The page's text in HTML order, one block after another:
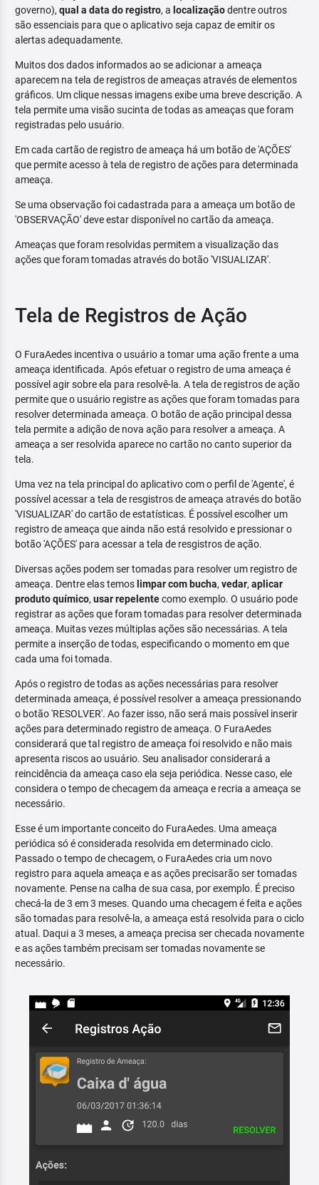
governo), qual a data do registro, a localizaçãodentre outros
são essenciais para que o aplicativo seja capaz de emitir os
alertas adequadamente.
Muitos dos dados informados ao se adicionar a ameaça
aparecem na tela de registros de ameaças através de elementos
gráficos. Um clique nessas imagens exibe uma breve descrição. A
tela permite uma visão sucinta de todas as ameaças que foram
registradas pelo usuário.
Em cada cartão de registro de ameaça há um botão de 'AÇÕES'
que permite acesso à tela de registro de ações para determinada
ameaça.
Se uma observação foi cadastrada para a ameaça um botão de
'OBSERVAÇÃO' deve estar disponível no cartão da ameaça.
Ameaças que foram resolvidas permitem a visualização das
ações que foram tomadas através do botão 'VISUALIZAR'.
Tela de Registros de Ação
O FuraAedes incentiva o usuário a tomar uma ação frente a uma
ameaça identificada. Após efetuar o registro de uma ameaça é
possível agir sobre ela para resolvê-la. A tela de registros de ação
permite que o usuário registre as ações que foram tomadas para
resolver determinada ameaça. O botão de ação principal dessa
tela permite a adição de nova ação para resolver a ameaça. A
ameaça a ser resolvida aparece no cartão no canto superior da
tela.
Uma vez na tela principal do aplicativo com o perfil de 'Agente', é
possível acessar a tela de resgistros de ameaça através do botão
'VISUALIZAR' do cartão de estatísticas. É possível escolher um
registro de ameaça que ainda não está resolvido e pressionar o
botão 'AÇÕES' para acessar a tela de resgistros de ação.
Diversas ações podem ser tomadas para resolver um registro de
ameaça. Dentre elas temos limpar com bucha, vedar, aplicar
produto químico, usar repelentecomo exemplo. O usuário pode
registrar as ações que foram tomadas para resolver determinada
ameaça. Muitas vezes múltiplas ações são necessárias. A tela
permite a inserção de todas, especificando o momento em que
cada uma foi tomada.
Após o registro de todas as ações necessárias para resolver
determinada ameaça, é possível resolver a ameaça pressionando
o botão 'RESOLVER'. Ao fazer isso, não será mais possível inserir
ações para determinado registro de ameaça. O FuraAedes
considerará que tal registro de ameaça foi resolvido e não mais
apresenta riscos ao usuário. Seu analisador considerará a
reincidência da ameaça caso ela seja periódica. Nesse caso, ele
considera o tempo de checagem da ameaça e recria a ameaça se
necessário.
Esse é um importante conceito do FuraAedes. Uma ameaça
periódica só é considerada resolvida em determinado ciclo.
Passado o tempo de checagem, o FuraAedes cria um novo
registro para aquela ameaça e as ações precisarão ser tomadas
novamente. Pense na calha de sua casa, por exemplo. É preciso
checá-la de 3 em 3 meses. Quando uma checagem é feita e ações
são tomadas para resolvê-la, a ameaça está resolvida para o ciclo
atual. Daqui a 3 meses, a ameaça precisa ser checada novamente
e as ações também precisam ser tomadas novamente se
necessário.